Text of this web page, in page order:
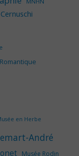
en Herbe
André
Musée Rodin